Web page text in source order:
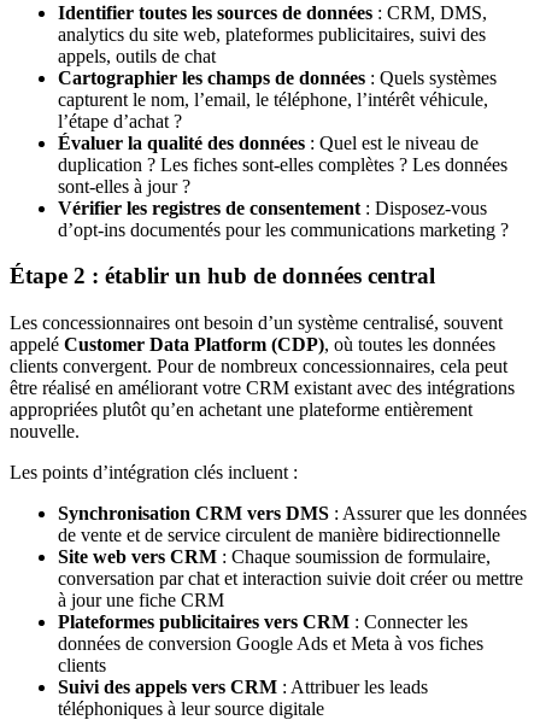
Identifier toutes les sources de données : CRM, DMS,
analytics du site web, plateformes publicitaires, suivi des
appels, outils de chat
Cartographier les champs de données : Quels systèmes
capturent le nom, l’email, le téléphone, l’intérêt véhicule,
l’étape d’achat ?
Évaluer la qualité des données : Quel est le niveau de
duplication ? Les fiches sont-elles complètes ? Les données
sont-elles à jour ?
Vérifier les registres de consentement : Disposez-vous
d’opt-ins documentés pour les communications marketing ?
Étape 2 : établir un hub de données central
Les concessionnaires ont besoin d’un système centralisé, souvent
appelé Customer Data Platform (CDP), où toutes les données
clients convergent. Pour de nombreux concessionnaires, cela peut
être réalisé en améliorant votre CRM existant avec des intégrations
appropriées plutôt qu’en achetant une plateforme entièrement
nouvelle.
Les points d’intégration clés incluent :
Synchronisation CRM vers DMS : Assurer que les données
de vente et de service circulent de manière bidirectionnelle
Site web vers CRM : Chaque soumission de formulaire,
conversation par chat et interaction suivie doit créer ou mettre
à jour une fiche CRM
Plateformes publicitaires vers CRM : Connecter les
données de conversion Google Ads et Meta à vos fiches
clients
Suivi des appels vers CRM : Attribuer les leads
téléphoniques à leur source digitale